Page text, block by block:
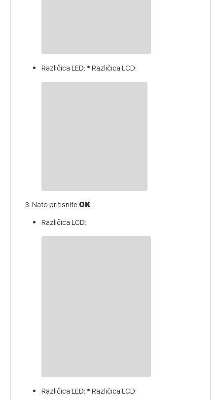
Različica LED: * Različica LCD:
Nato pritisnite OK.
Različica LCD:
Različica LED: * Različica LCD: